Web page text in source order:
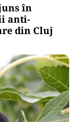
în
anti-
din Cluj